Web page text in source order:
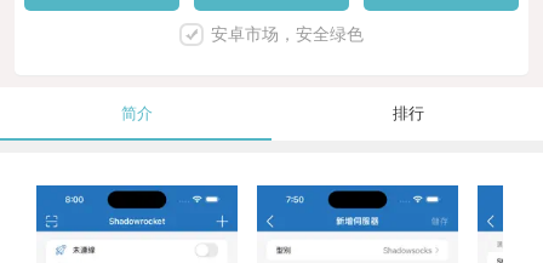
安卓市场，安全绿色
简介 排行